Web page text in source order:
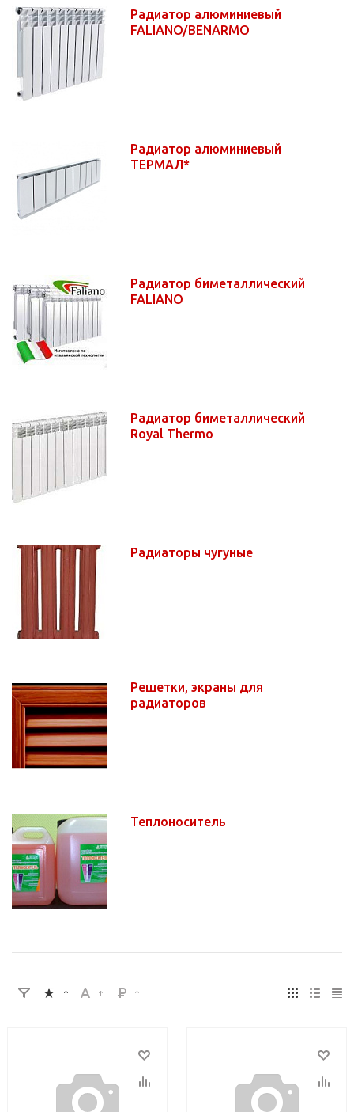
Радиатор алюминиевый
FALIANO/BENARMO
Радиатор алюминиевый
ТЕРМАЛ*
Радиатор биметаллический
FALIANO
Радиатор биметаллический
Royal Thermo
Радиаторы чугуные
Решетки, экраны для
радиаторов
Теплоноситель